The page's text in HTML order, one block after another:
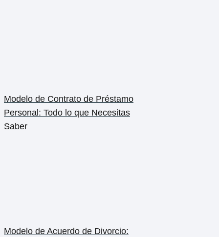
Modelo de Contrato de Préstamo
Personal: Todo lo que Necesitas
Saber
Modelo de Acuerdo de Divorcio: